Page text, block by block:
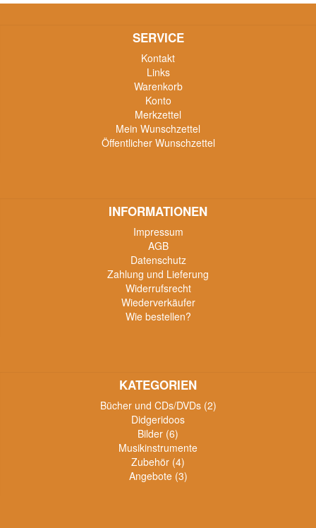
SERVICE
Kontakt
Links
Warenkorb
Konto
Merkzettel
Mein Wunschzettel
Öffentlicher Wunschzettel
INFORMATIONEN
Impressum
AGB
Datenschutz
Zahlung und Lieferung
Widerrufsrecht
Wiederverkäufer
Wie bestellen?
KATEGORIEN
Bücher und CDs/DVDs (2)
Didgeridoos
Bilder (6)
Musikinstrumente
Zubehör (4)
Angebote (3)